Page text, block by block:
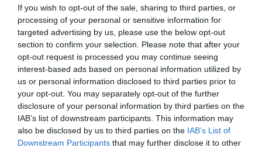
If you wish to opt-out of the sale, sharing to third parties, or
processing of your personal or sensitive information for
targeted advertising by us, please use the below opt-out
section to confirm your selection. Please note that after your
opt-out request is processed you may continue seeing
interest-based ads based on personal information utilized by
us or personal information disclosed to third parties prior to
your opt-out. You may separately opt-out of the further
disclosure of your personal information by third parties on the
IAB’s list of downstream participants. This information may
also be disclosed by us to third parties on the IAB’s List of
Downstream Participants that may further disclose it to other
τόπο τρώνε βρώμικο ψωμί αναφέρει ο τραγουδοποιός
Διονύσης Σαββόπουλος και αυτό ίσχυε στην
περίπτωσή της με τις προσβολές και τις ύβρεις που
είχε δεχτεί από διάφορα λαμόγια, όπως η ίδια τους
επονομάζει. Στη θλίψη και στις απώλειες βέβαια ήταν
πάντα μόνη με μόνο απάγκιο τον Τζούλη της, τον Ζιλ
Ντασέν δηλαδή, αυτό το μεγαλειώδες ερωτικό και
συντροφικό κεφάλαιο της ζωής της. Η σχέση τους τόσο
τρυφερή, τόσο αλληλοεξαρτώμενη, τόσο στενά δεμένοι
σε όλα τα επίπεδα, αποτελούσαν ως δίδυμο και
αντιπροσώπευαν το ταξίδι της αγάπης στον κόσμο.